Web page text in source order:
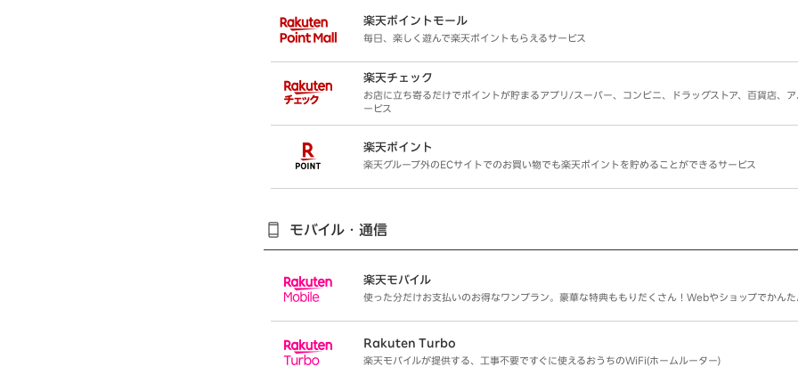
楽天ポイントモール
毎日、楽しく遊んで楽天ポイントもらえるサービス
楽天チェック
お店に立ち寄るだけでポイントが貯まるアプリ/スーパー、コンビニ、ドラッグストア、百貨店、
ービス
楽天ポイント
楽天グループ外のECサイトでのお買い物でも楽天ポイントを貯めることができるサービス
モバイル・通信
楽天モバイル
使った分だけお支払いのお得なワンプラン。豪華な特典ももりだくさん！Webやショップでかん
Rakuten Turbo
楽天モバイルが提供する、工事不要ですぐに使えるおうちのWiFi(ホームルーター)